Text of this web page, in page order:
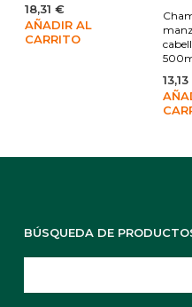
18,31 €
AÑADIR AL
CARRITO
13,13
BÚSQUEDA DE